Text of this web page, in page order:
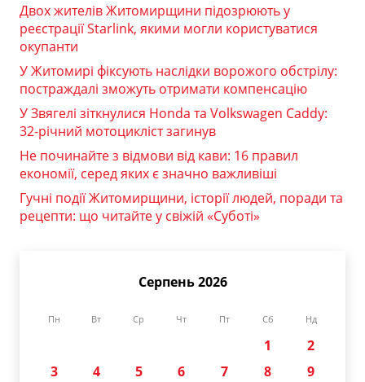
Двох жителів Житомирщини підозрюють у
реєстрації Starlink, якими могли користуватися
окупанти
У Житомирі фіксують наслідки ворожого обстрілу:
постраждалі зможуть отримати компенсацію
У Звягелі зіткнулися Honda та Volkswagen Caddy:
32-річний мотоцикліст загинув
Не починайте з відмови від кави: 16 правил
економії, серед яких є значно важливіші
Гучні події Житомирщини, історії людей, поради та
рецепти: що читайте у свіжій «Суботі»
Серпень 2026
Пн Вт Ср Чт Пт Сб Нд
1
2
3
4 5 6 7 8
9